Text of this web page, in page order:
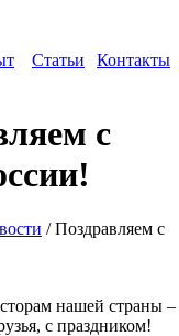
Статьи Контакты
с
/Поздравляем с
нашей страны –
с праздником!